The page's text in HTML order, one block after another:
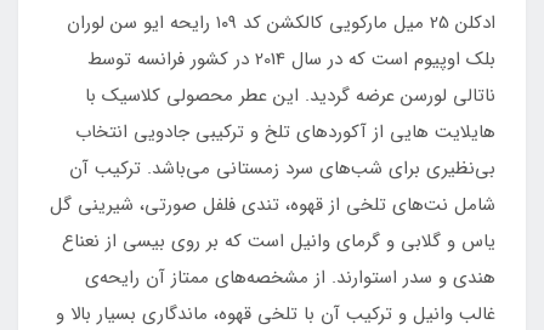
ادکلن 25 میل مارکویی کالکشن کد ۱۰۹ رایحه ایو سن لوران
بلک اوپیوم است که در سال 2014 در کشور فرانسه توسط
ناتالی لورسن عرضه گردید. این عطر محصولی کلاسیک با
هایلایت هایی از آکوردهای تلخ و ترکیبی جادویی انتخاب
بی‌نظیری برای شب‌های سرد زمستانی می‌باشد. ترکیب آن
شامل نت‌های تلخی از قهوه، تندی فلفل صورتی، شیرینی گل
یاس و گلابی و گرمای وانیل است که بر روی بیسی از نعناع
هندی و سدر استوارند. از مشخصه‌های ممتاز آن رایحه‌ی
غالب وانیل و ترکیب آن با تلخی قهوه، ماندگاری بسیار بالا و